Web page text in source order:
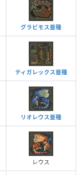
グラビモス亜種
ティガレックス亜種
リオレウス亜種
レウス